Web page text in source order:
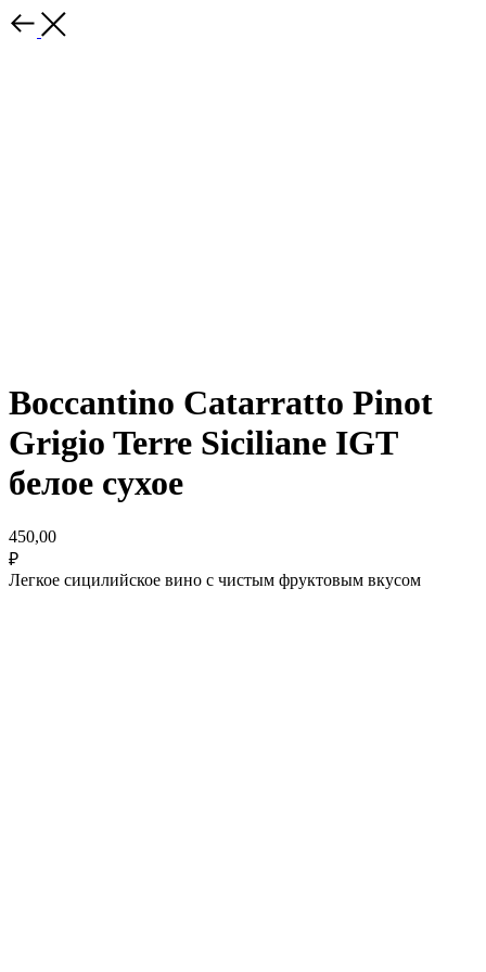
Boccantino Catarratto Pinot
Grigio Terre Siciliane IGT
белое сухое
450,00
₽
Легкое сицилийское вино с чистым фруктовым вкусом